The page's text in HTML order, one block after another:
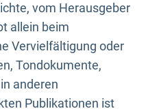
vom Herausgeber
allein beim
Vervielfältigung oder
Tondokumente,
anderen
Publikationen ist